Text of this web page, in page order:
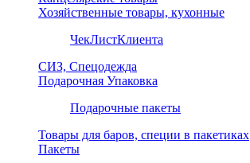
Хозяйственные товары, кухонные
ЧекЛистКлиента
СИЗ, Спецодежда
Подарочная Упаковка
Подарочные пакеты
Товары для баров, специи в пакетиках
Пакеты